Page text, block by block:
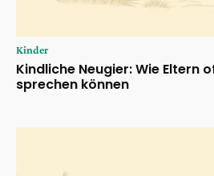
Kinder
Kindliche Neugier: Wie Eltern
sprechen können